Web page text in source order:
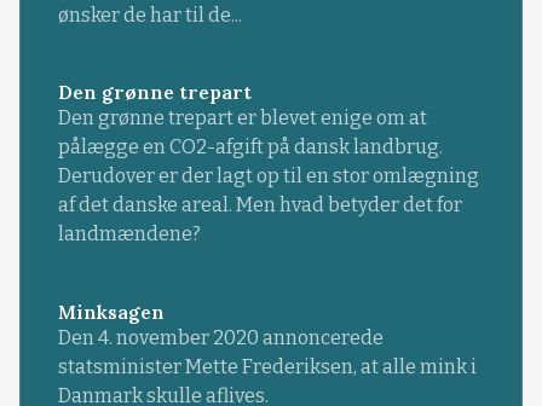
ønsker de har til de...
Den grønne trepart
Den grønne trepart er blevet enige om at
pålægge en CO2-afgift på dansk landbrug.
Derudover er der lagt op til en stor omlægning
af det danske areal. Men hvad betyder det for
landmændene?
Minksagen
Den 4. november 2020 annoncerede
statsminister Mette Frederiksen, at alle mink i
Danmark skulle aflives.